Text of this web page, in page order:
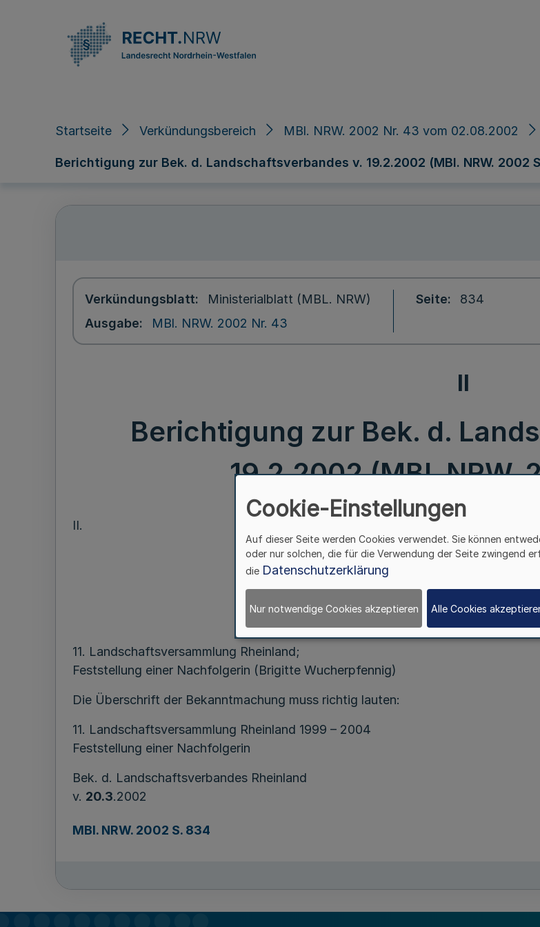
Startseite Verkündungsbereich MBl. NRW. 2002 Nr. 43 vom 02.08.2002
Berichtigung zur Bek. d. Landschaftsverbandes v. 19.2.2002 (MBl. NRW. 2002
Verkündungsblatt
Ministerialblatt (MBL. NRW)
Ausgabe
MBl. NRW. 2002 Nr. 43
Seite 834
II
Berichtigung zur Bek. d.
19.2.2002 (MBl. NRW.
II.
zur Bek. d.
11. Landschaftsversammlung Rheinland;
Feststellung einer Nachfolgerin (Brigitte Wucherpfennig)
Die Überschrift der Bekanntmachung muss richtig lauten:
11. Landschaftsversammlung Rheinland 1999 – 2004
Feststellung einer Nachfolgerin
Bek. d. Landschaftsverbandes Rheinland
v. 20.3.2002
MBl. NRW. 2002 S. 834
Cookie-Einstellungen
Auf dieser Seite werden Cookies verwendet. Sie können
oder nur solchen, die für die Verwendung der Seite zwingend
die Datenschutzerklärung
Nur notwendige Cookies akzeptieren Alle Cookies